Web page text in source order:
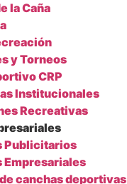
la Caña
y Torneos
CRP
Institucionales
Recreativas
Publicitarios
Empresariales
canchas deportivas